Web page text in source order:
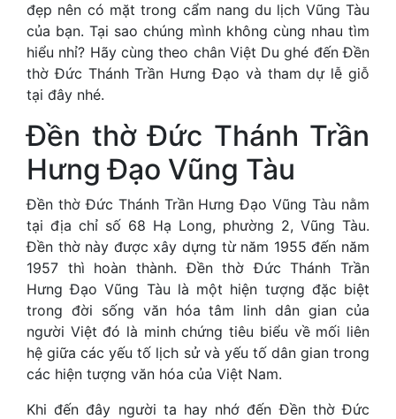
đẹp nên có mặt trong cẩm nang du lịch Vũng Tàu
của bạn. Tại sao chúng mình không cùng nhau tìm
hiểu nhỉ? Hãy cùng theo chân Việt Du ghé đến Đền
thờ Đức Thánh Trần Hưng Đạo và tham dự lễ giỗ
tại đây nhé.
Đền thờ Đức Thánh Trần
Hưng Đạo Vũng Tàu
Đền thờ Đức Thánh Trần Hưng Đạo Vũng Tàu nằm
tại địa chỉ số 68 Hạ Long, phường 2, Vũng Tàu.
Đền thờ này được xây dựng từ năm 1955 đến năm
1957 thì hoàn thành. Đền thờ Đức Thánh Trần
Hưng Đạo Vũng Tàu là một hiện tượng đặc biệt
trong đời sống văn hóa tâm linh dân gian của
người Việt đó là minh chứng tiêu biểu về mối liên
hệ giữa các yếu tố lịch sử và yếu tố dân gian trong
các hiện tượng văn hóa của Việt Nam.
Khi đến đây người ta hay nhớ đến Đền thờ Đức